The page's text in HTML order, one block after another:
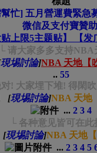
忙] 五月營運費緊急
微信及支付寶贊
上限5主题贴】 【发
└ 请大家多多支持
現埸討論]NBA 天地【
.. 55
对! 大家埋下堆! 得閑
[現埸討論]NBA 天地
... 2 3 4
└ 各种意见皆可在此
[現埸討論]NBA 天地
... 2 3 4 5